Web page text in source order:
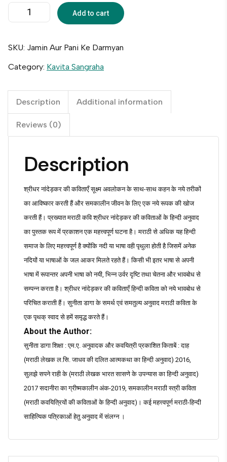
Add to cart
SKU: Jamin Aur Pani Ke Darmyan
Category: Kavita Sangraha
Description Additional information
Reviews (0)
Description
श्रीधर नांदेड़कर की कविताएँ सूक्ष्म अवलोकन के साथ-साथ कहन के नये तरीकों
का आविष्कार करती हैं और समकालीन जीवन के लिए एक नये रूपक की खोज
करती हैं। प्रख्यात मराठी कवि श्रीधर नांदेड़कर की कविताओं के हिन्दी अनुवाद
का पुस्तक रूप में प्रकाशन एक महत्त्वपूर्ण घटना है। मराठी से अधिक यह हिन्दी
समाज के लिए महत्त्वपूर्ण है क्योंकि नदी या भाषा वही पृथुला होती है जिसमें अनेक
नदियों या भाषाओं के जल आकर मिलते रहते हैं। किसी भी इतर भाषा से अपनी
भाषा में रूपान्तर अपनी भाषा को नयी, भिन्न उर्वर दृष्टि तथा चेतना और भावबोध से
सम्पन्न करता है। श्रीधर नांदेड़कर की कविताएँ हिन्दी कविता को नये भावबोध से
परिचित कराती हैं। सुनीता डागा के समर्थ एवं समतुल्य अनुवाद मराठी कविता के
एक पृथक् स्वाद से हमें समृद्ध करते हैं।
About the Author:
सुनीता डागा शिक्षा : एम.ए. अनुवादक और कवयित्री प्रकाशित किताबें : दाह
(मराठी लेखक ल.सि. जाधव की दलित आत्मकथा का हिन्दी अनुवाद) 2016,
सुलझे सपने राही के (मराठी लेखक भारत सासणे के उपन्यास का हिन्दी अनुवाद)
2017 सदानीरा का ग्रीष्मकालीन अंक-2019, समकालीन मराठी स्त्री कविता
(मराठी कवयित्रियों की कविताओं के हिन्दी अनुवाद)। कई महत्त्वपूर्ण मराठी-हिन्दी
साहित्यिक पत्रिकाओं हेतु अनुवाद में संलग्न ।